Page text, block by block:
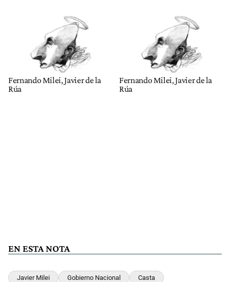
Fernando Milei, Javier de la
Rúa
Fernando Milei, Javier de la
Rúa
EN ESTA NOTA
Javier Milei Gobierno Nacional Casta